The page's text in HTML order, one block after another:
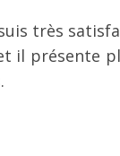
très
il présente